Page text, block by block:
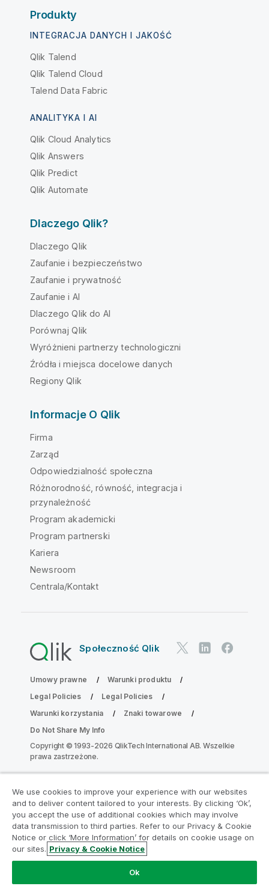
Produkty
INTEGRACJA DANYCH I JAKOŚĆ
Qlik Talend
Qlik Talend Cloud
Talend Data Fabric
ANALITYKA I AI
Qlik Cloud Analytics
Qlik Answers
Qlik Predict
Qlik Automate
Dlaczego Qlik?
Dlaczego Qlik
Zaufanie i bezpieczeństwo
Zaufanie i prywatność
Zaufanie i AI
Dlaczego Qlik do AI
Porównaj Qlik
Wyróżnieni partnerzy technologiczni
Źródła i miejsca docelowe danych
Regiony Qlik
Informacje O Qlik
Firma
Zarząd
Odpowiedzialność społeczna
Różnorodność, równość, integracja i
przynależność
Program akademicki
Program partnerski
Kariera
Newsroom
Centrala/Kontakt
Społeczność Qlik
Umowy prawne
Warunki produktu
Legal Policies
Legal Policies
Warunki korzystania
Znaki towarowe
Do Not Share My Info
Copyright © 1993-2026 QlikTech International AB. Wszelkie
prawa zastrzeżone.
Dołącz do Programu Modernizacji
Analityki
Przeprowadź modernizację bez szkody dla Twoich
cennych aplikacji QlikView za pomocą programu
Analytics Modernization Program.
uzyskać więcej informacji lub skontaktuj się z nami:
We use cookies to improve your experience with our websites
and to deliver content tailored to your interests. By clicking ‘Ok’,
you accept the use of additional cookies which may involve
data transmission to third parties. Refer to our Privacy & Cookie
Notice or click ‘More Information’ for details on cookie usage on
our sites. Privacy & Cookie Notice
Ok